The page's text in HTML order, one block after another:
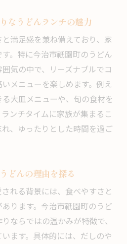
なうどんランチの魅力
満足感を兼ね備えており、家
。特に今治市祇園町のうどん
気の中で、リーズナブルでコ
メニューを楽しめます。例え
大皿メニューや、旬の食材を
ンチタイムに家族が集まるこ
、ゆったりとした時間を過ご
どんの理由を探る
れる背景には、食べやすさと
ります。今治市祇園町のうど
ならではの温かみが特徴で、
ます。具体的には、だしのや